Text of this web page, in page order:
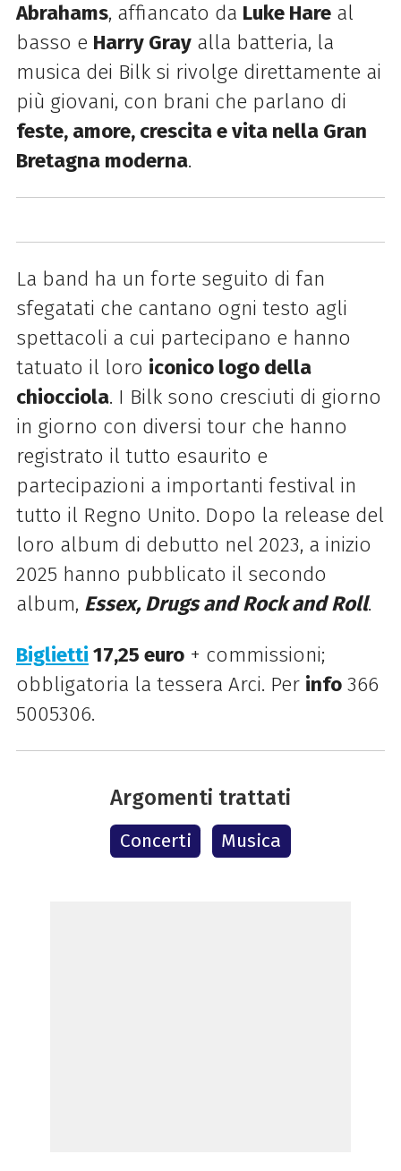
Abrahams, affiancato da Luke Hareal
basso e Harry Grayalla batteria, la
musica dei Bilk si rivolge direttamente ai
più giovani, con brani che parlano di
feste, amore, crescita e vita nella Gran
Bretagna moderna.
La band ha un forte seguito di fan
sfegatati che cantano ogni testo agli
spettacoli a cui partecipano e hanno
tatuato il loro iconico logo della
chiocciola. I Bilk sono cresciuti di giorno
in giorno con diversi tour che hanno
registrato il tutto esaurito e
partecipazioni a importanti festival in
tutto il Regno Unito. Dopo la release del
loro album di debutto nel 2023, a inizio
2025 hanno pubblicato il secondo
album, Essex, Drugs and Rock and Roll.
Biglietti 17,25 euro+ commissioni;
obbligatoria la tessera Arci. Per info366
5005306.
Argomenti trattati
Concerti Musica